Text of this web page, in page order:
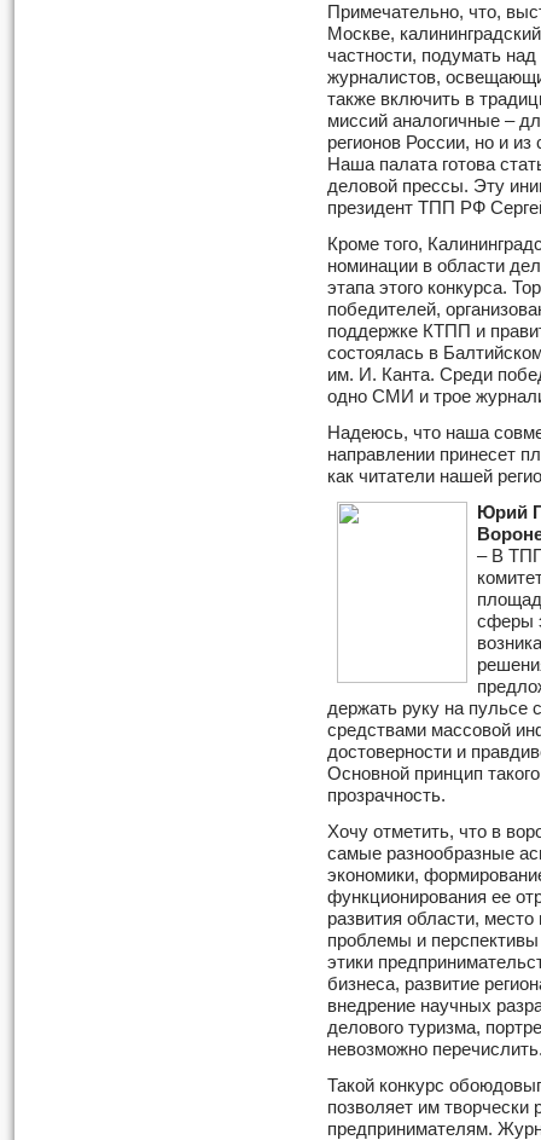
Примечательно, что,
Москве,
частности, подумать
журналистов,
также включить в
миссий аналогичные –
регионов России, но и
Наша палата готова
деловой прессы. Эту
президент ТПП РФ
Кроме того,
номинации в области
этапа этого конкурса.
победителей,
поддержке КТПП и
состоялась в
им. И. Канта. Среди
одно СМИ и трое
Надеюсь, что наша
направлении принесет
как читатели нашей
Юрий
– В
сферы
держать руку на пульсе
средствами массовой
достоверности и
Основной принцип
прозрачность.
Хочу отметить, что в
самые разнообразные
экономики,
функционирования ее
развития области,
проблемы и
этики
бизнеса, развитие
внедрение научных
делового туризма,
невозможно
Такой конкурс
позволяет им творчески
предпринимателям.